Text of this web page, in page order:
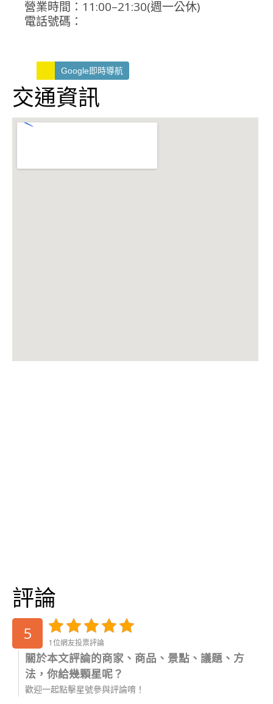
營業時間：11:00–21:30(週一公休)
電話號碼：
Google即時導航
交通資訊
評論
5 1位網友投票評論
關於本文評論的商家、商品、景點、議題、方
法，你給幾顆星呢？
歡迎一起點擊星號參與評論唷！